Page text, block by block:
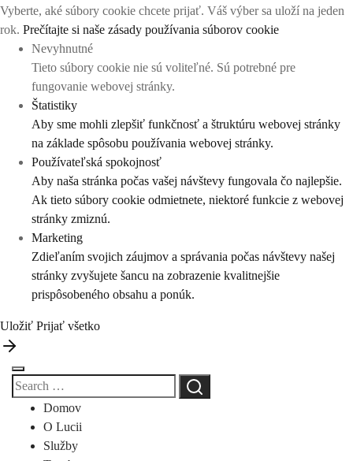
Vyberte, aké súbory cookie chcete prijať. Váš výber sa uloží na jeden
rok. Prečítajte si naše zásady používania súborov cookie
Nevyhnutné
Tieto súbory cookie nie sú voliteľné. Sú potrebné pre
fungovanie webovej stránky.
Štatistiky
Aby sme mohli zlepšiť funkčnosť a štruktúru webovej stránky
na základe spôsobu používania webovej stránky.
Používateľská spokojnosť
Aby naša stránka počas vašej návštevy fungovala čo najlepšie.
Ak tieto súbory cookie odmietnete, niektoré funkcie z webovej
stránky zmiznú.
Marketing
Zdieľaním svojich záujmov a správania počas návštevy našej
stránky zvyšujete šancu na zobrazenie kvalitnejšie
prispôsobeného obsahu a ponúk.
Uložiť Prijať všetko
Domov
O Lucii
Služby